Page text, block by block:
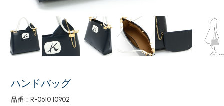
ハンドバッグ
品番：R-0610 10902